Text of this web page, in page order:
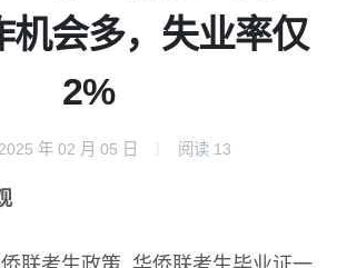
机会多，失业率仅
2%
2025 年 02 月 05 日 阅读 13